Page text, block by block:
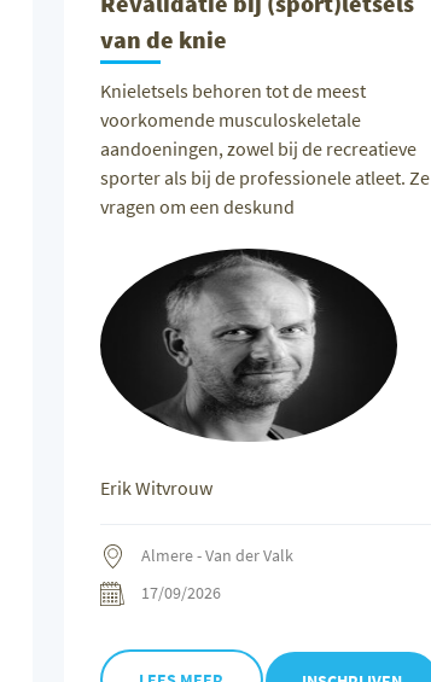
van de knie
Knieletsels behoren tot de meest
voorkomende musculoskeletale
aandoeningen, zowel bij de recreatieve
sporter als bij de professionele atleet. Ze
vragen om een deskund
Erik Witvrouw
Almere - Van der Valk
17/09/2026